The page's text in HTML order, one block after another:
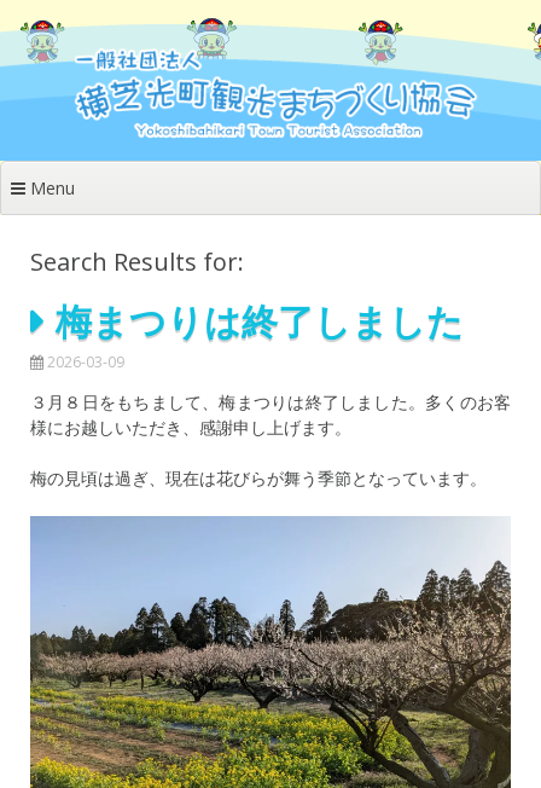
to
content
Menu
Search Results for:
梅まつりは終了しました
2026-03-09
３月８日をもちまして、梅まつりは終了しました。多くのお客
様にお越しいただき、感謝申し上げます。
梅の見頃は過ぎ、現在は花びらが舞う季節となっています。